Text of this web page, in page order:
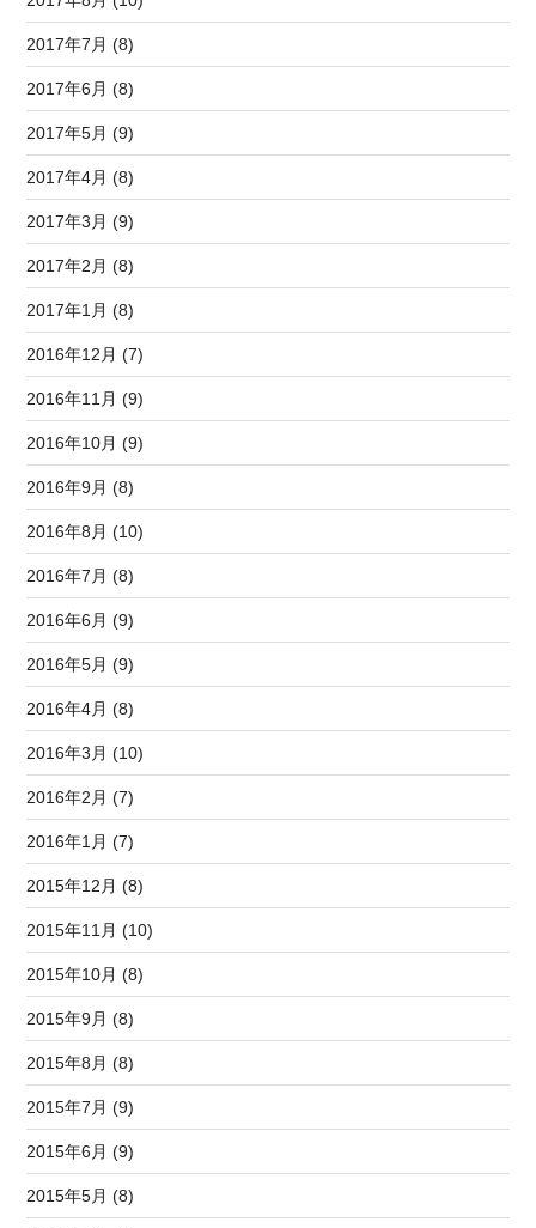
2017年7月 (8)
2017年6月 (8)
2017年5月 (9)
2017年4月 (8)
2017年3月 (9)
2017年2月 (8)
2017年1月 (8)
2016年12月 (7)
2016年11月 (9)
2016年10月 (9)
2016年9月 (8)
2016年8月 (10)
2016年7月 (8)
2016年6月 (9)
2016年5月 (9)
2016年4月 (8)
2016年3月 (10)
2016年2月 (7)
2016年1月 (7)
2015年12月 (8)
2015年11月 (10)
2015年10月 (8)
2015年9月 (8)
2015年8月 (8)
2015年7月 (9)
2015年6月 (9)
2015年5月 (8)